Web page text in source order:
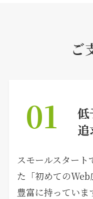
ご
01
低
追
スモールスタート
た「初めての
豊富に持っていま